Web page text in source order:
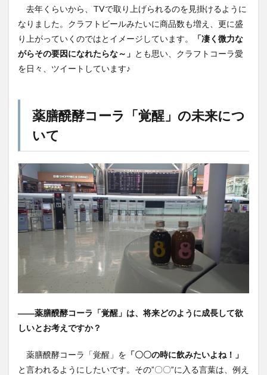
去年くらいから、TVで取り上げられるのを見掛けるように
なりました。クラフトビールみたいに商品数も増え、更に盛
り上がっていくのではとイメージしています。
「凄く微力な
がらその要因になれたらな～」 とも思い、クラフトコーラ愛
を日々、ツイートしています♪
薬膳醗酵コーラ「覚醒」 の未来につ
いて
――薬膳醗酵コーラ「覚醒」 は、将来どのように成長して欲
しいとお考えですか？
薬膳醗酵コーラ「覚醒」を 「〇〇の時に飲みたいよね！」
と言われるようにしたいです。その”〇〇”に入る言葉は、例え